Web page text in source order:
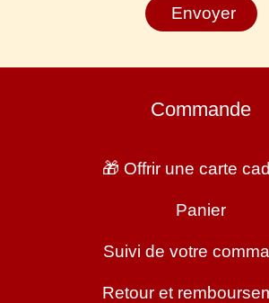
Envoyer
Commande
🎁 Offrir une carte
Panier
Suivi de votre
Retour et